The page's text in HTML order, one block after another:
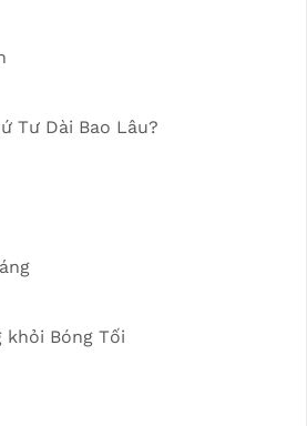
Tư Dài Bao Lâu?
khỏi Bóng Tối